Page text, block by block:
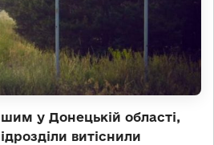
у Донецькій області,
витіснили